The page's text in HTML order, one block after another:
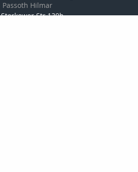
Passoth Hilmar
Storkower Str.139b